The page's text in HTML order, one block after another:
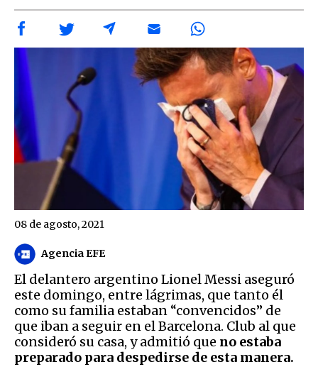
Agencia EFE
08 de agosto, 2021
El delantero argentino Lionel Messi aseguró
este domingo, entre lágrimas, que tanto él
como su familia estaban “convencidos” de
que iban a seguir en el Barcelona. Club al que
consideró su casa, y admitió que no estaba
preparado para despedirse de esta manera.